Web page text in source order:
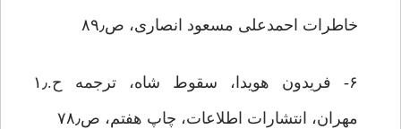
خاطرات احمدعلی مسعود انصاری، ص۸۹٫
۶- فریدون هویدا، سقوط شاه، ترجمه ح.۱٫
مهران، انتشارات اطلاعات، چاپ هفتم، ص۷۸٫